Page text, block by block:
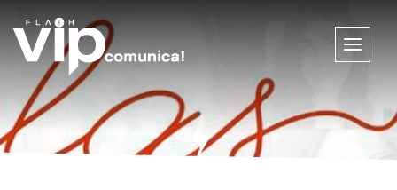
Toggle